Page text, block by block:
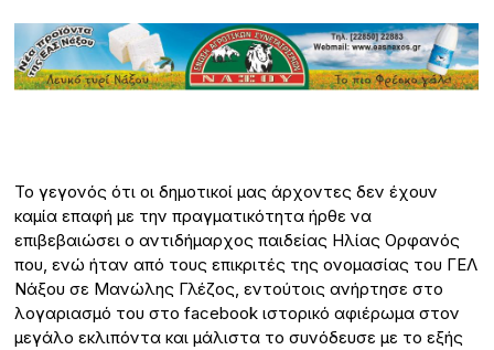
Το γεγονός ότι οι δημοτικοί μας άρχοντες δεν έχουν
καμία επαφή με την πραγματικότητα ήρθε να
επιβεβαιώσει ο αντιδήμαρχος παιδείας Ηλίας Ορφανός
που, ενώ ήταν από τους επικριτές της ονομασίας του ΓΕΛ
Νάξου σε Μανώλης Γλέζος, εντούτοις ανήρτησε στο
λογαριασμό του στο facebook ιστορικό αφιέρωμα στον
μεγάλο εκλιπόντα και μάλιστα το συνόδευσε με το εξής